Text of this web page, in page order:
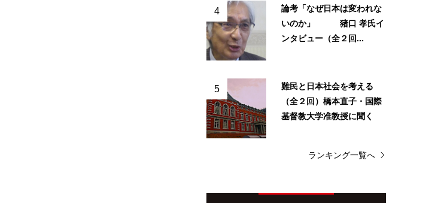
4
論考「なぜ日本は変われな
いのか」 猪口 孝氏イ
ンタビュー（全２回...
5
難民と日本社会を考える
（全２回）橋本直子・国際
基督教大学准教授に聞く
ランキング一覧へ